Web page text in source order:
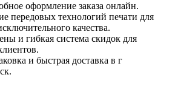
оформление заказа онлайн.
передовых технологий печати для
качества.
и гибкая система скидок для
и быстрая доставка в г